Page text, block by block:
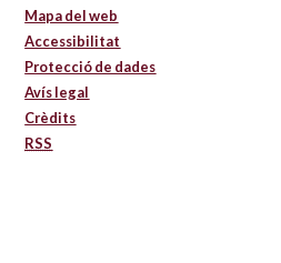
Mapa del web
Accessibilitat
Protecció de dades
Avís legal
Crèdits
RSS